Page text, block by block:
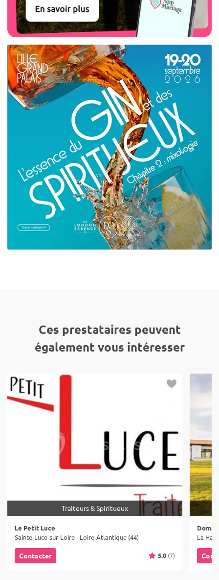
Ces prestataires peuvent
également vous intéresser
Traiteurs & Spiritueux
Le Petit Luce
Sainte-Luce-sur-Loire - Loire-Atlantique (44)
Contacter 5.0 (7)
La